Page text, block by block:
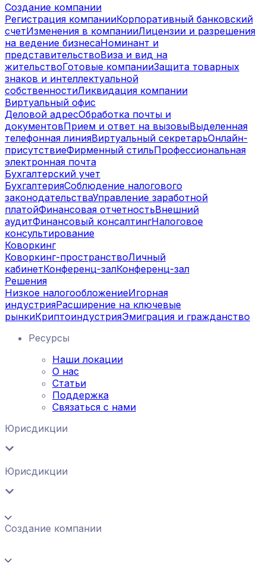
Создание компании
Регистрация компанииКорпоративный банковский
счетИзменения в компанииЛицензии и разрешения
на ведение бизнесаНоминант и
представительствоВиза и вид на
жительствоГотовые компанииЗащита товарных
знаков и интеллектуальной
собственностиЛиквидация компании
Виртуальный офис
Деловой адресОбработка почты и
документовПрием и ответ на вызовыВыделенная
телефонная линияВиртуальный секретарьОнлайн-
присутствиеФирменный стильПрофессиональная
электронная почта
Бухгалтерский учет
БухгалтерияСоблюдение налогового
законодательстваУправление заработной
платойФинансовая отчетностьВнешний
аудитФинансовый консалтингНалоговое
консультирование
Коворкинг
Коворкинг-пространствоЛичный
кабинетКонференц-залКонференц-зал
Решения
Низкое налогообложениеИгорная
индустрияРасширение на ключевые
рынкиКриптоиндустрияЭмиграция и гражданство
Ресурсы
Наши локации
О нас
Статьи
Поддержка
Связаться с нами
Юрисдикции
Юрисдикции
Создание компании